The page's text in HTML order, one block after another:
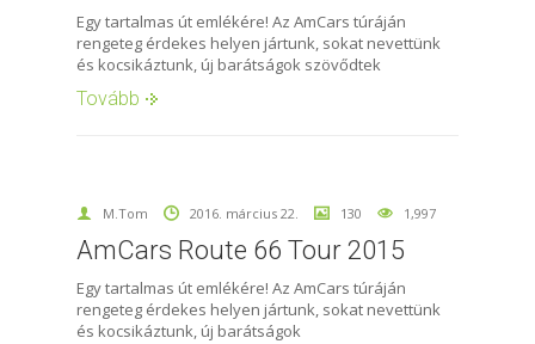
Egy tartalmas út emlékére! Az AmCars túráján
rengeteg érdekes helyen jártunk, sokat nevettünk
és kocsikáztunk, új barátságok szövődtek
Tovább
M.Tom 2016. március 22. 130 1,997
AmCars Route 66 Tour 2015
Egy tartalmas út emlékére! Az AmCars túráján
rengeteg érdekes helyen jártunk, sokat nevettünk
és kocsikáztunk, új barátságok